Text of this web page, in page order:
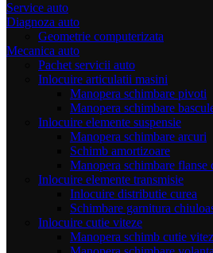
Service auto
Diagnoza auto
Geometrie computerizata
Mecanica auto
Pachet servicii auto
Inlocuire articulatii masini
Manopera schimbare pivoti
Manopera schimbare
Inlocuire elemente suspensie
Manopera schimbare arcuri
Schimb amortizoare
Manopera schimbare flanse
Inlocuire elemente transmisie
Inlocuire distributie curea
Schimbare garnitura
Inlocuire cutie viteze
Manopera schimb cutie